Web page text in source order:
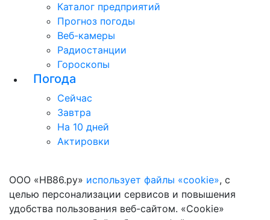
Каталог предприятий
Прогноз погоды
Веб-камеры
Радиостанции
Гороскопы
Погода
Сейчас
Завтра
На 10 дней
Актировки
ООО «НВ86.ру» использует файлы «cookie», с
целью персонализации сервисов и повышения
удобства пользования веб-сайтом. «Cookie»